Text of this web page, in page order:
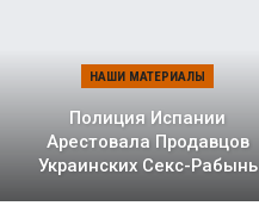
НАШИ МАТЕРИАЛЫ
Полиция Испании
Арестовала Продавцов
Украинских Секс-Рабынь